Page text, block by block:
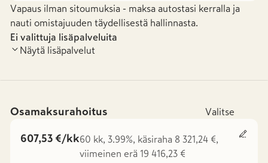
Vapaus ilman sitoumuksia - maksa autostasi kerralla ja
nauti omistajuuden täydellisestä hallinnasta.
Ei valittuja lisäpalveluita
Näytä lisäpalvelut
Osamaksurahoitus Valitse
607,53 €/kk60 kk, 3.99%, käsiraha 8 321,24 €,
viimeinen erä 19 416,23 €